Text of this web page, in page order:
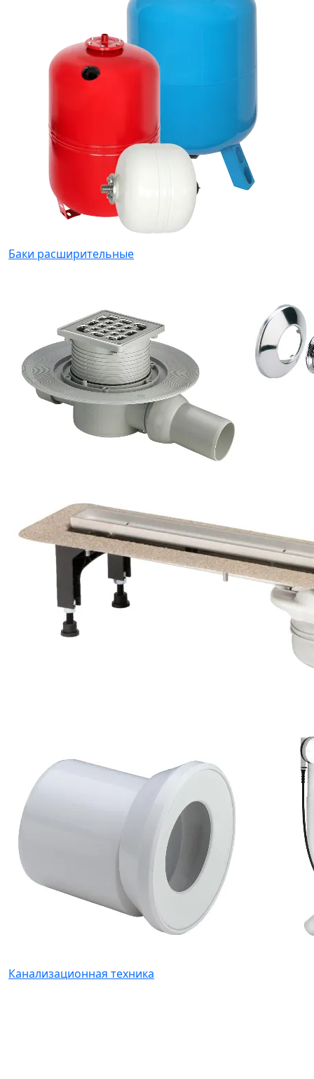
Баки расширительные
Канализационная техника